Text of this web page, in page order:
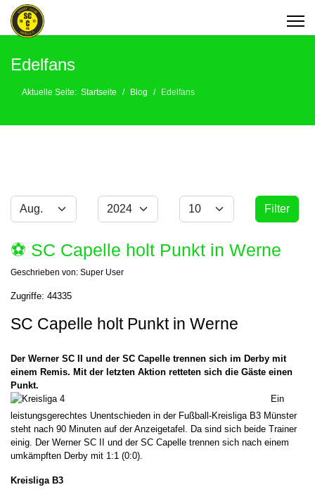
Edelfans
Aktuelle Seite: Startseite Blog Edelfans
Filter
Monat Jahr Anzeige #
Filter
⚽️ SC Capelle holt Punkt in Werne
Geschrieben von: Super User
Zugriffe: 44335
SC Capelle holt Punkt in Werne
Der Werner SC II und der SC Capelle trennen sich im Derby mit
einem Remis. Mit der letzten Aktion retteten sich die Gäste einen
Punkt.
Ein
leistungsgerechtes Unentschieden in der Fußball-Kreisliga B3 Münster
steht nach 90 Minuten auf der Anzeigetafel. Da sind sich beide Trainer
einig. Der Werner SC II und der SC Capelle trennen sich nach einem
umkämpften Derby mit 1:1 (0:0).
Kreisliga B3